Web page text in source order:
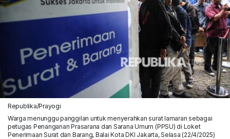
Republika/Prayogi
Warga menunggu panggilan untuk menyerahkan surat lamaran sebagai
petugas Penanganan Prasarana dan Sarana Umum (PPSU) di Loket
Penerimaan Surat dan Barang, Balai Kota DKI Jakarta, Selasa (22/4/2025)